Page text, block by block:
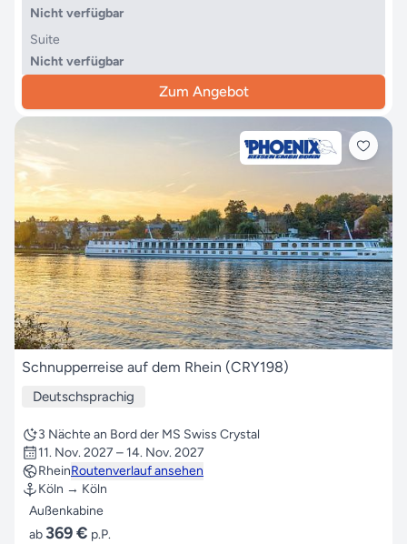
Nicht verfügbar
Suite
Nicht verfügbar
Zum Angebot
Schnupperreise auf dem Rhein (CRY198)
Deutschsprachig
3 Nächte an Bord der MS Swiss Crystal
11. Nov. 2027 – 14. Nov. 2027
RheinRoutenverlauf ansehen
Köln → Köln
Außenkabine
ab 369 € p.P.